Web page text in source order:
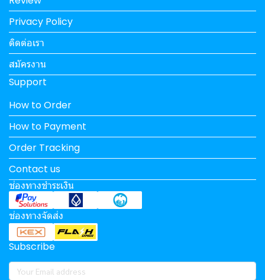
Privacy Policy
ติดต่อเรา
สมัครงาน
Support
How to Order
How to Payment
Order Tracking
Contact us
ช่องทางชำระเงิน
ช่องทางจัดส่ง
Subscribe